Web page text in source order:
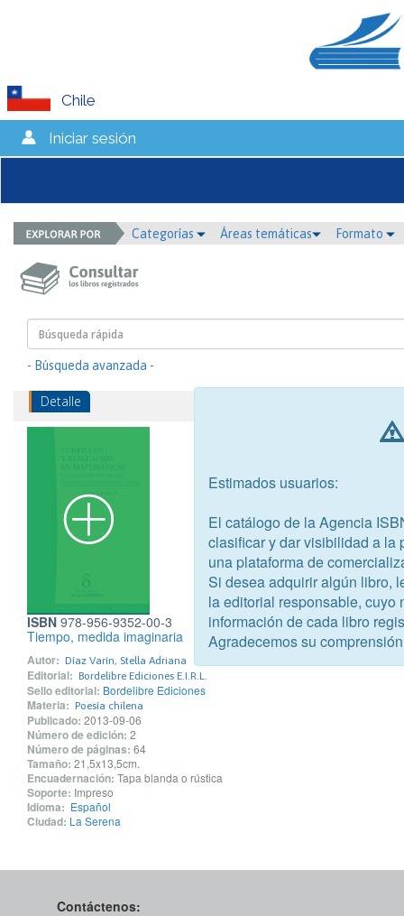
Chile
Iniciar sesión
Categorías Áreas temáticas Formato
- Búsqueda avanzada -
Detalle
ISBN 978-956-9352-00-3
Tiempo, medida imaginaria
Autor: Díaz Varín, Stella Adriana
Editorial: Bordelibre Ediciones E.I.R.L.
Sello editorial: Bordelibre Ediciones
Materia: Poesía chilena
Publicado: 2013-09-06
Número de edición: 2
Número de páginas: 64
Tamaño: 21,5x13,5cm.
Encuadernación: Tapa blanda o rústica
Soporte: Impreso
Idioma: Español
Ciudad: La Serena
Contáctenos:
Estimados usuarios:
El catálogo de la Agencia
clasificar y dar visibilidad a la
una plataforma de
Si desea adquirir algún libro,
la editorial responsable, cuyo
información de cada libro
Agradecemos su